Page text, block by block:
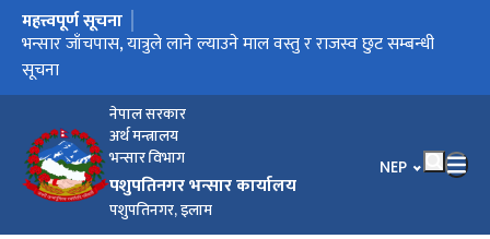
नेपाल सरकार
अर्थ मन्त्रालय
भन्सार विभाग
पशुपतिनगर भन्सार कार्यालय
पशुपतिनगर, इलाम
भाषा चयन गर्नुहोस्
NEP
मुख्य नेभिगेसनमा जानुहोस्
महत्त्वपूर्ण सूचना
भन्सार जाँचपास, यात्रुले लाने ल्याउने माल वस्तु र राजस्व छुट सम्बन्धी
सूचना